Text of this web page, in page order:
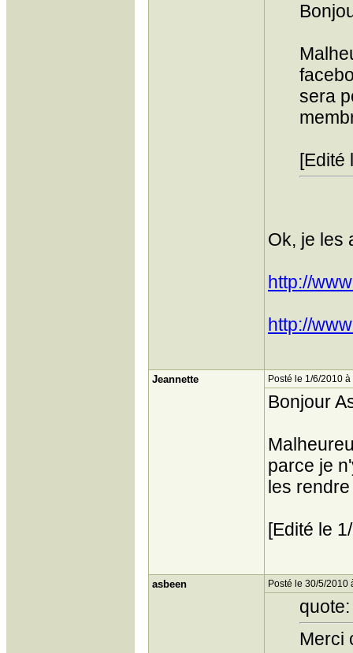
sera
[Edité
Ok, je les
http://
http://
Jeannette Posté le 1/6/2010
Bonjour
parce je
les
[Edité le
asbeen Posté le 30/5/2010
quote:
Merci